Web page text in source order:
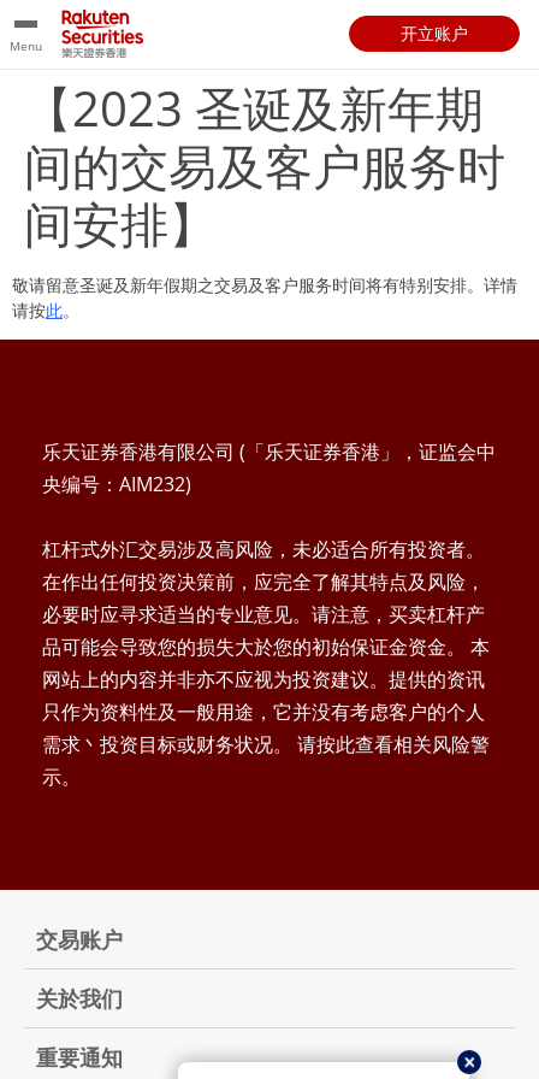
Menu
开立账户
【2023 圣诞及新年期
间的交易及客户服务时
间安排】
敬请留意圣诞及新年假期之交易及客户服务时间将有特别安排。详情
请按此。
乐天证券香港有限公司 (「乐天证券香港」，证监会中
央编号：AIM232)
杠杆式外汇交易涉及高风险，未必适合所有投资者。
在作出任何投资决策前，应完全了解其特点及风险，
必要时应寻求适当的专业意见。请注意，买卖杠杆产
品可能会导致您的损失大於您的初始保证金资金。 本
网站上的内容并非亦不应视为投资建议。提供的资讯
只作为资料性及一般用途，它并没有考虑客户的个人
需求丶投资目标或财务状况。 请按此查看相关风险警
示。
交易账户
关於我们
重要通知